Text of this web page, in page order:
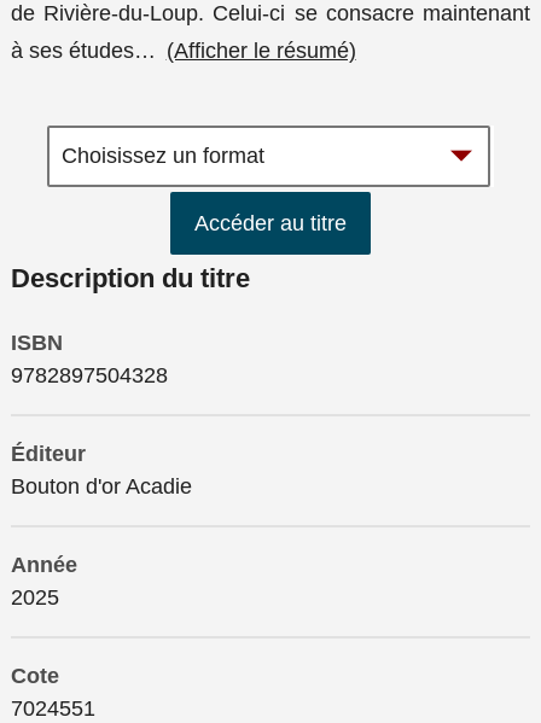
de Rivière-du-Loup. Celui-ci se consacre maintenant
à ses études… (Afficher le résumé)
Accéder au titre
Description du titre
ISBN
9782897504328
Éditeur
Bouton d'or Acadie
Année
2025
Cote
7024551